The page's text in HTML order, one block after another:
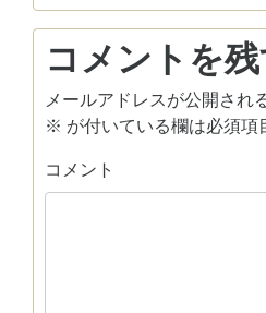
コメントを
メールアドレスが公開され
※ が付いている欄は必須項
コメント